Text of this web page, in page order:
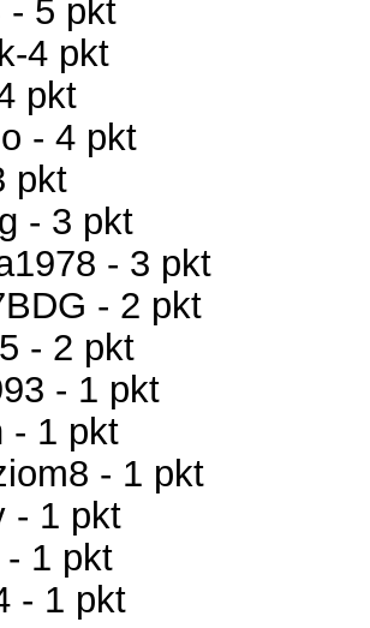
- 5 pkt
4 pkt
pkt
- 4 pkt
pkt
- 3 pkt
- 3 pkt
- 2 pkt
- 2 pkt
- 1 pkt
- 1 pkt
- 1 pkt
- 1 pkt
- 1 pkt
- 1 pkt